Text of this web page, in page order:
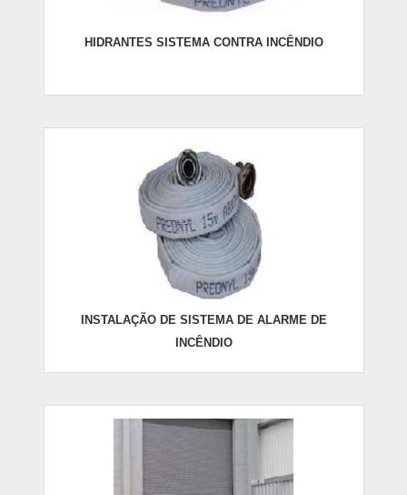
HIDRANTES SISTEMA CONTRA INCÊNDIO
INSTALAÇÃO DE SISTEMA DE ALARME DE
INCÊNDIO